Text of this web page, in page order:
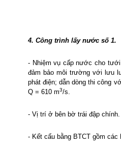
4. Công trình lấy nước số 1.
- Nhiệm vụ cấp nước cho
đảm bảo môi trường với lưu
phát điện; dẫn dòng thi công
Q = 610 m3/s.
- Vị trí ở bên bờ trái đập chính.
- Kết cấu bằng BTCT gồm các